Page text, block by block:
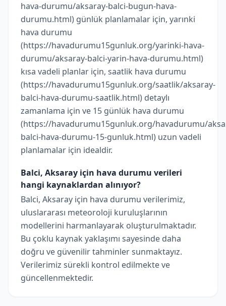
hava-durumu/aksaray-balci-bugun-hava-
durumu.html) günlük planlamalar için, yarınki
hava durumu
(https://havadurumu15gunluk.org/yarinki-hava-
durumu/aksaray-balci-yarin-hava-durumu.html)
kısa vadeli planlar için, saatlik hava durumu
(https://havadurumu15gunluk.org/saatlik/aksaray-
balci-hava-durumu-saatlik.html) detaylı
zamanlama için ve 15 günlük hava durumu
(https://havadurumu15gunluk.org/havadurumu/
balci-hava-durumu-15-gunluk.html) uzun vadeli
planlamalar için idealdir.
Balci, Aksaray için hava durumu verileri
hangi kaynaklardan alınıyor?
Balci, Aksaray için hava durumu verilerimiz,
uluslararası meteoroloji kuruluşlarının
modellerini harmanlayarak oluşturulmaktadır.
Bu çoklu kaynak yaklaşımı sayesinde daha
doğru ve güvenilir tahminler sunmaktayız.
Verilerimiz sürekli kontrol edilmekte ve
güncellenmektedir.